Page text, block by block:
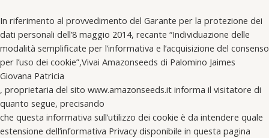
In riferimento al provvedimento del Garante per la protezione dei
dati personali dell’8 maggio 2014, recante “Individuazione delle
modalità semplificate per l’informativa e l’acquisizione del consenso
per l’uso dei cookie”,Vivai Amazonseeds di Palomino Jaimes
Giovana Patricia
, proprietaria del sito www.amazonseeds.it informa il visitatore di
quanto segue, precisando
che questa informativa sull’utilizzo dei cookie è da intendere quale
estensione dell’informativa Privacy disponibile in questa pagina